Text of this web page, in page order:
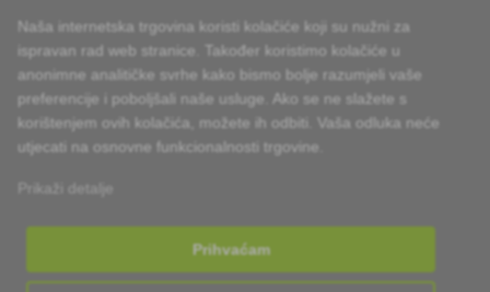
Dostava u roku od 24 sata od ponedjeljka do petka
Naša internetska trgovina koristi kolačiće koji su nužni za
ispravan rad web stranice. Također koristimo kolačiće u
anonimne analitičke svrhe kako bismo bolje razumjeli vaše
preferencije i poboljšali naše usluge. Ako se ne slažete s
korištenjem ovih kolačića, možete ih odbiti. Vaša odluka neće
utjecati na osnovne funkcionalnosti trgovine.
Prikaži detalje
Prihvaćam